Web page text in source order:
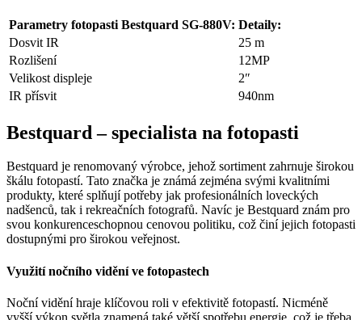
Parametry fotopasti Bestquard SG-880V: Detaily:
Dosvit IR
25 m
Rozlišení
12MP
Velikost displeje
2″
IR přísvit
940nm
Bestquard – specialista na fotopasti
Bestquard je renomovaný výrobce, jehož sortiment zahrnuje širokou
škálu fotopastí. Tato značka je známá zejména svými kvalitními
produkty, které splňují potřeby jak profesionálních loveckých
nadšenců, tak i rekreačních fotografů. Navíc je Bestquard znám pro
svou konkurenceschopnou cenovou politiku, což činí jejich fotopasti
dostupnými pro širokou veřejnost.
Využití nočního vidění ve fotopastech
Noční vidění hraje klíčovou roli v efektivitě fotopastí. Nicméně
vyšší výkon světla znamená také větší spotřebu energie, což je třeba